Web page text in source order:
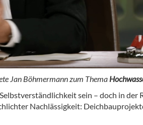
Jan Böhmermann zum Thema
sein – doch in
Nachlässigkeit: